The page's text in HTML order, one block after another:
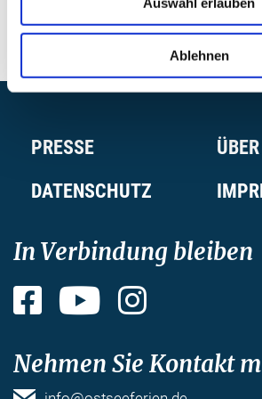
Ablehnen
PRESSE
DATENSCHUTZ
In Verbindung bleiben
Facebook YouTube
Nehmen Sie Kontakt